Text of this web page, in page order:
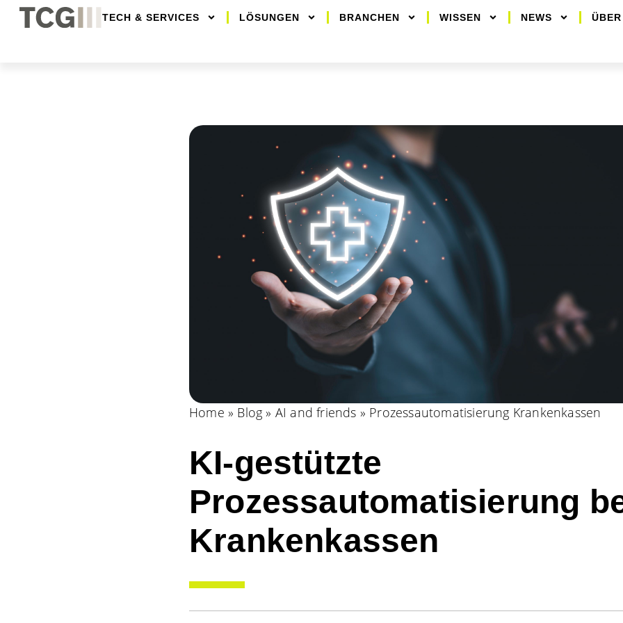
TECH & SERVICES LÖSUNGEN BRANCHEN WISSEN NEWS
Home » Blog » AI and friends » Prozessautomatisierung Krankenkassen
KI-gestützte
Prozessautomatisierung
Krankenkassen